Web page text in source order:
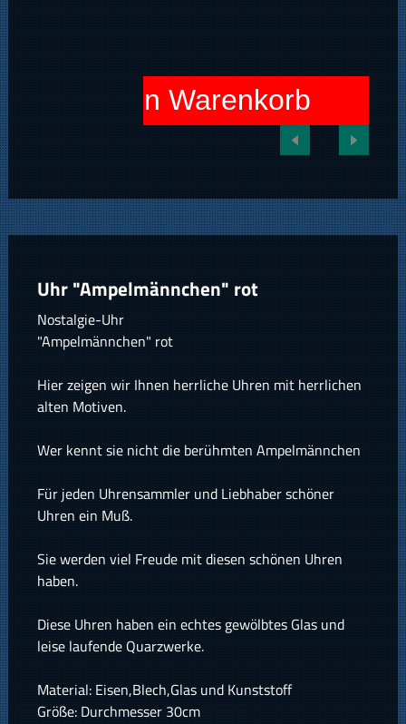
In den Warenkorb
Uhr "Ampelmännchen" rot
Nostalgie-Uhr
"Ampelmännchen" rot
Hier zeigen wir Ihnen herrliche Uhren mit herrlichen
alten Motiven.
Wer kennt sie nicht die berühmten Ampelmännchen
Für jeden Uhrensammler und Liebhaber schöner
Uhren ein Muß.
Sie werden viel Freude mit diesen schönen Uhren
haben.
Diese Uhren haben ein echtes gewölbtes Glas und
leise laufende Quarzwerke.
Material: Eisen,Blech,Glas und Kunststoff
Größe: Durchmesser 30cm